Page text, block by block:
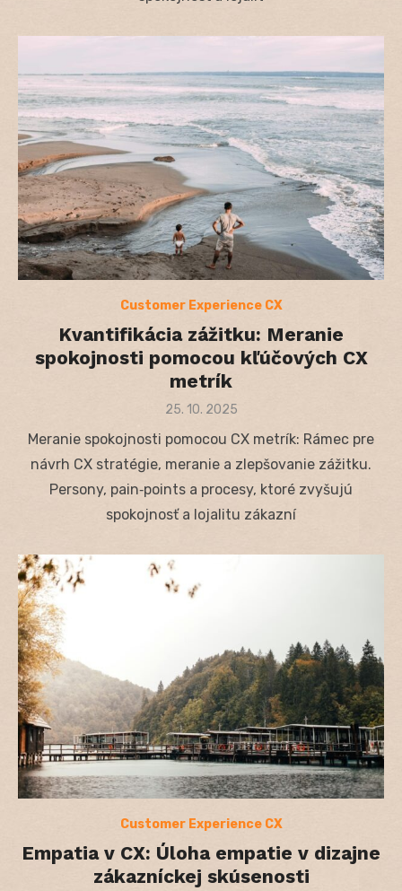
Customer Experience CX
Kvantifikácia zážitku: Meranie
spokojnosti pomocou kľúčových CX
metrík
Posted
25. 10. 2025
Meranie spokojnosti pomocou CX metrík: Rámec pre
návrh CX stratégie, meranie a zlepšovanie zážitku.
Persony, pain‑points a procesy, ktoré zvyšujú
spokojnosť a lojalitu zákazní
Customer Experience CX
Empatia v CX: Úloha empatie v dizajne
zákazníckej skúsenosti